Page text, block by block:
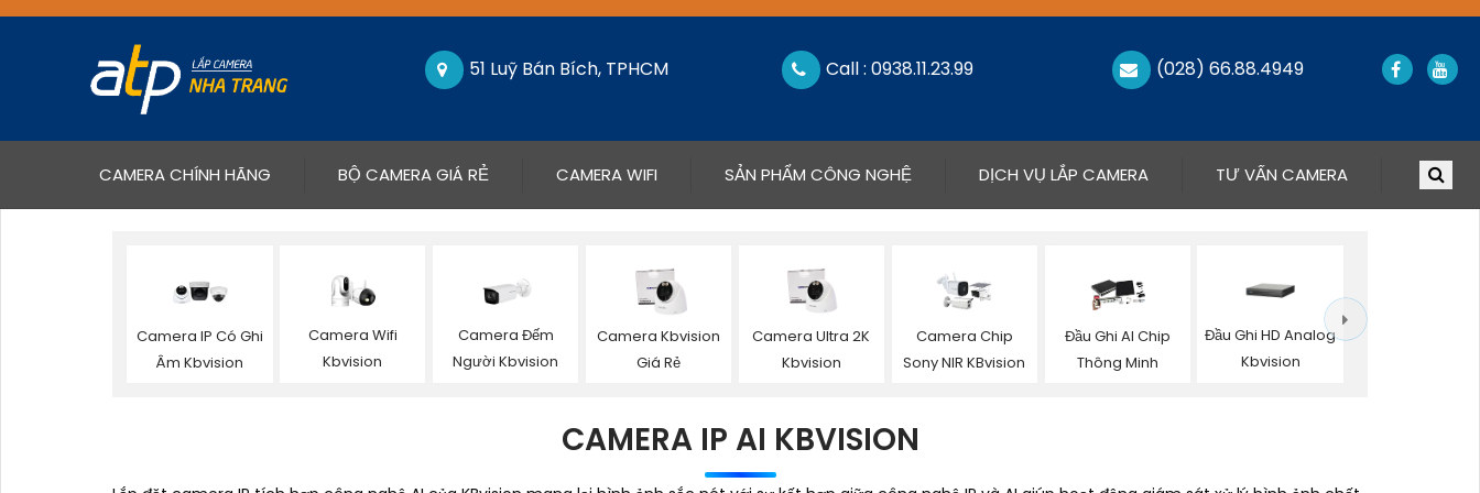
51 Luỹ Bán Bích, TPHCM Call : 0938.11.23.99 (028) 66.88.4949
CAMERA CHÍNH HÃNG(CURRENT)BỘ CAMERA GIÁ RẺ CAMERA WIFI SẢN PHẨM CÔNG NGHỆ DỊCH VỤ LẮP CAMERA TƯ VẤN CAMERA
Camera IP Có Ghi
Âm Kbvision
Camera Wifi
Kbvision
Camera Đếm
Người Kbvision
Camera Kbvision
Giá Rẻ
Camera Ultra 2K
Kbvision
Camera Chip
Sony NIR KBvision
Đầu Ghi AI Chip
Thông Minh
Đầu Ghi HD Analog
Kbvision
CAMERA IP AI KBVISION